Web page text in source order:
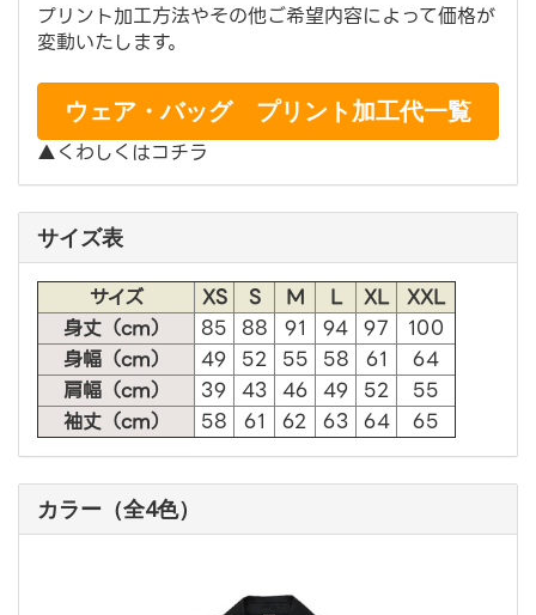
プリント加工方法やその他ご希望内容によって価格が
変動いたします。
ウェア・バッグ プリント加工代一覧
▲くわしくはコチラ
サイズ表
サイズ XS S M L XL XXL
身丈（cm）
85 88 91 94 97
100
身幅（cm）
49 52 55 58 61
64
肩幅（cm）
39 43 46 49 52
55
袖丈（cm）
58 61 62 63 64 65
カラー（全4色）